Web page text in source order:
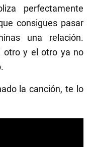
perfectamente
consigues pasar
una relación.
otro y el otro ya no
la canción, te lo